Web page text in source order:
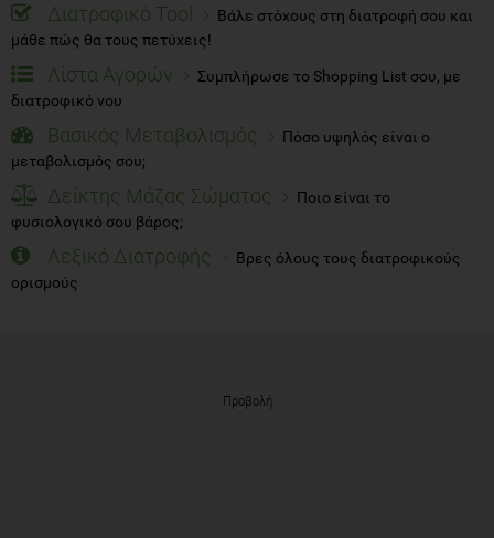
Διατροφικό Tool
Βάλε στόχους στη διατροφή σου και
μάθε πώς θα τους πετύχεις!
Λίστα Αγορών
Συμπλήρωσε το Shopping List σου, με
διατροφικό νου
Βασικός Μεταβολισμός
Πόσο υψηλός είναι ο
μεταβολισμός σου;
Δείκτης Μάζας Σώματος
Ποιο είναι το
φυσιολογικό σου βάρος;
Λεξικό Διατροφής
Βρες όλους τους διατροφικούς
ορισμούς
Προβολή